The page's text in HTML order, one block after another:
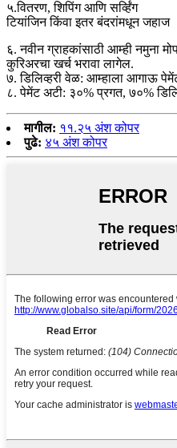
५.वितरण, शिपिंग आणि सर्व्हिंग
टियांजिन किंवा इतर बंदरांमधून जहाज
६. नवीन ग्राहकांसाठी आम्ही नमुना
कुरिअरचा खर्च भरावा लागेल.
७. डिलिव्हरी वेळ: आम्हाला आगाऊ
८. पेमेंट अटी: ३०% प्रगत, ७०%
मागील: ११.२५ अंश कोपर
पुढे: ४५ अंश कोपर